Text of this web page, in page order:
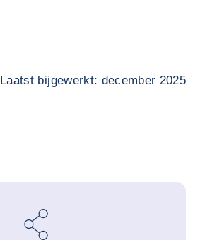
Laatst bijgewerkt: december 2025